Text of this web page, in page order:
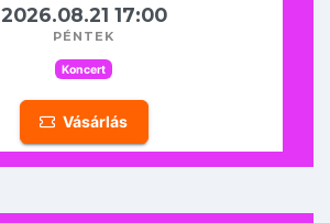
2026.08.21 17:00
péntek
Koncert
Vásárlás